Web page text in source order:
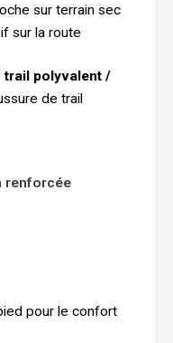
sur terrain sec
sur la route
trail polyvalent /
de trail
renforcée
pour le confort